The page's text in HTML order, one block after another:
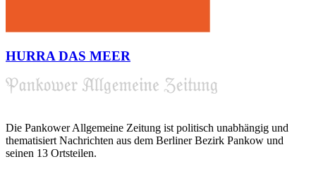
HURRA DAS MEER
Die Pankower Allgemeine Zeitung ist politisch unabhängig und
thematisiert Nachrichten aus dem Berliner Bezirk Pankow und
seinen 13 Ortsteilen.